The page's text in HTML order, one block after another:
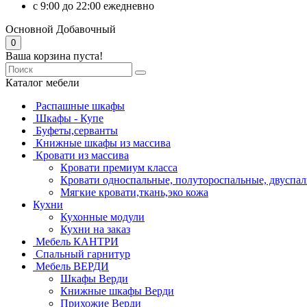
с 9:00 до 22:00 ежедневно
Основной Добавочный
0
Ваша корзина пуста!
Каталог мебели
Распашные шкафы
Шкафы - Купе
Буфеты,серванты
Книжные шкафы из массива
Кровати из массива
Кровати премиум класса
Кровати односпальные, полутороспальные,
Мягкие кровати,ткань,эко кожа
Кухни
Кухонные модули
Кухни на заказ
Мебель КАНТРИ
Спальный гарнитур
Мебель ВЕРДИ
Шкафы Верди
Книжные шкафы Верди
Прихожие Верди